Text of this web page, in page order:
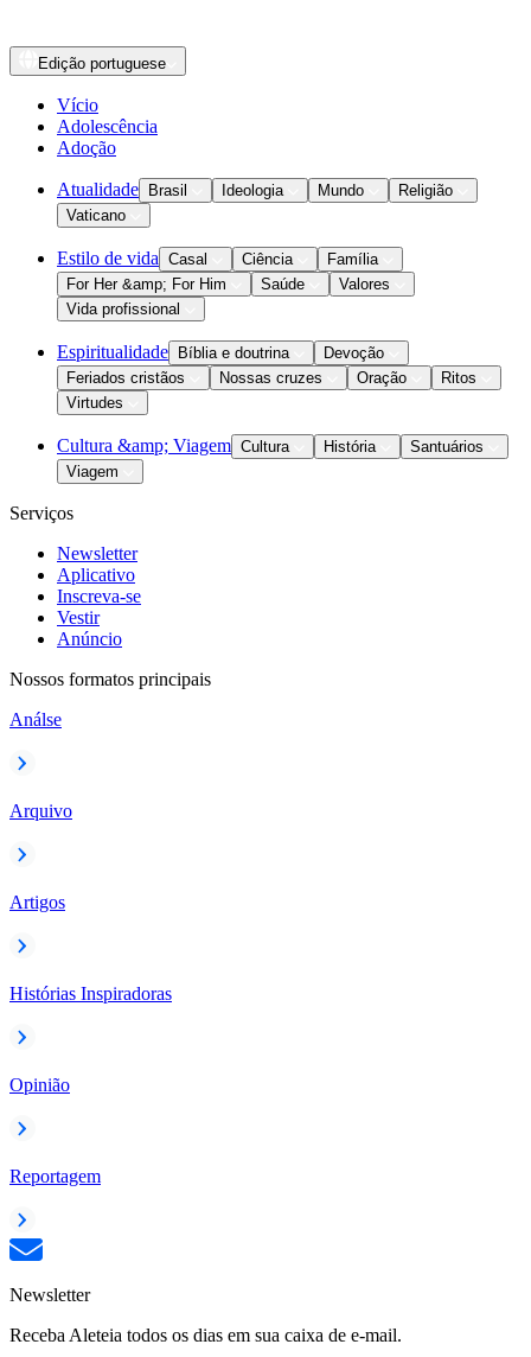
Edição portuguese
Vício
Adolescência
Adoção
Atualidade Brasil Ideologia Mundo
Religião
Vaticano
Estilo de vida Casal Ciência
Família
For Her &amp; For Him
Saúde
Valores
Vida profissional
Espiritualidade Bíblia e doutrina
Devoção
Feriados cristãos
Nossas cruzes Oração
Ritos
Virtudes
Cultura &amp; Viagem Cultura História
Santuários
Viagem
Serviços
Newsletter
Aplicativo
Inscreva-se
Vestir
Anúncio
Nossos formatos principais
Análse
Arquivo
Artigos
Histórias Inspiradoras
Opinião
Reportagem
Newsletter
Receba Aleteia todos os dias em sua caixa de e-mail.